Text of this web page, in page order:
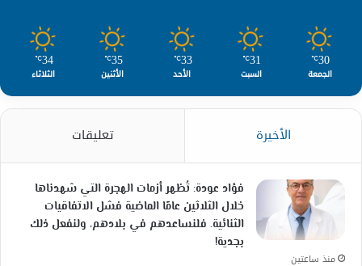
30
℃
الجمعة
31
℃
السبت
33
℃
الأحد
35
℃
الأثنين
34
℃
الثلاثاء
الأخيرة تعليقات
فؤاد عودة: تُظهر أزمات الهجرة التي شهدناها
خلال الثلاثين عامًا الماضية فشل الاتفاقيات
الثنائية. فلنساعدهم في بلادهم، ولنفعل ذلك
بجدية!
منذ ساعتين